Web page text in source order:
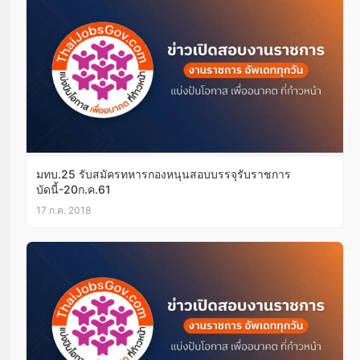
มทบ.25 รับสมัครทหารกองหนุนสอบบรรจุรับราชการ
บัดนี้-20ก.ค.61
17 ก.ค. 2018